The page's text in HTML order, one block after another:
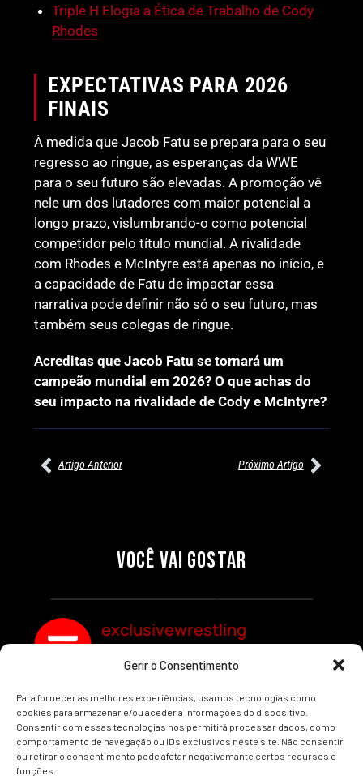
Gerir o Consentimento
Para fornecer as melhores experiências, usamos tecnologias como
cookies para armazenar e/ou aceder a informações do dispositivo.
Consentir com essas tecnologias nos permitirá processar dados, como
comportamento de navegação ou IDs exclusivos neste site. Não consentir
ou retirar o consentimento pode afetar negativamante certos recursos e
funções.
Triple H Elogia a Ética de Trabalho de Cody
Rhodes
EXPECTATIVAS PARA 2026
FINAIS
À medida que Jacob Fatu se prepara para o seu
regresso ao ringue, as esperanças da WWE
para o seu futuro são elevadas. A promoção vê
nele um dos lutadores com maior potencial a
longo prazo, vislumbrando-o como potencial
competidor pelo título mundial. A rivalidade
com Rhodes e McIntyre está apenas no início, e
a capacidade de Fatu de impactar essa
narrativa pode definir não só o seu futuro, mas
também seus colegas de ringue.
Acreditas que Jacob Fatu se tornará um
campeão mundial em 2026? O que achas do
seu impacto na rivalidade de Cody e McIntyre?
Artigo Anterior Próximo Artigo
VOCÊ VAI GOSTAR
SEGMENTOS A NÃO PERDER
Por exclusivewrestling
MUNDIAL FEMININO NA AEW
REDEMPTION
Por exclusivewrestling
exclusivewrestling
Ver mais Artigos